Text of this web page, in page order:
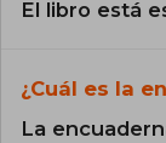
El libro está
¿Cuál es la
La